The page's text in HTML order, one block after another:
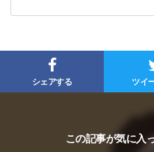
シェアする ツイ
この記事が気に入